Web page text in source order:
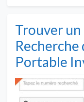
Trouver un
Recherche
Portable